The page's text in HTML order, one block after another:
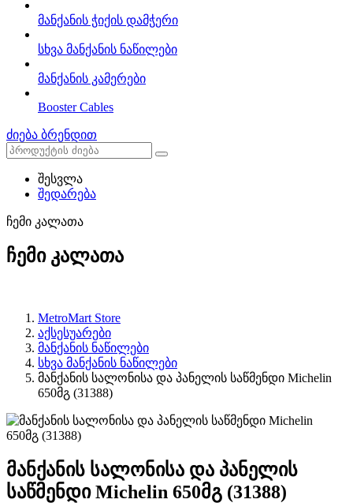
მანქანის ჭიქის დამჭერი
სხვა მანქანის ნაწილები
მანქანის კამერები
Booster Cables
ძიება ბრენდით
შესვლა
შედარება
ჩემი კალათა
ჩემი კალათა
MetroMart Store
აქსესუარები
მანქანის ნაწილები
სხვა მანქანის ნაწილები
მანქანის სალონისა და პანელის საწმენდი Michelin
650მგ (31388)
მანქანის სალონისა და პანელის
საწმენდი Michelin 650მგ (31388)